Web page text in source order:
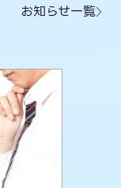
お知らせ一覧